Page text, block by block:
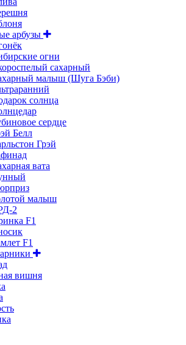
арбузы
огни
сахарный
малыш (Шуга Бэби)
солнца
сердце
Белл
Грэй
вата
малыш
2
F1
F1
вишня